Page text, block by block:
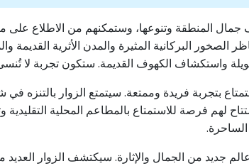
المنطقة وتنوعها، وستمكنهم من الاطلاع على
البركانية المثيرة والمدن الأثرية القديمة
واستكشاف الكهوف القديمة. ستكون تجربة لا
بتجربة فريدة وممتعة. سيتمتع الزوار بالتنزه في
لهم فرصة للاستمتاع بالمطاعم المحلية التقليدية
جديد من الجمال والإثارة. سيكتشف الزوار العديد